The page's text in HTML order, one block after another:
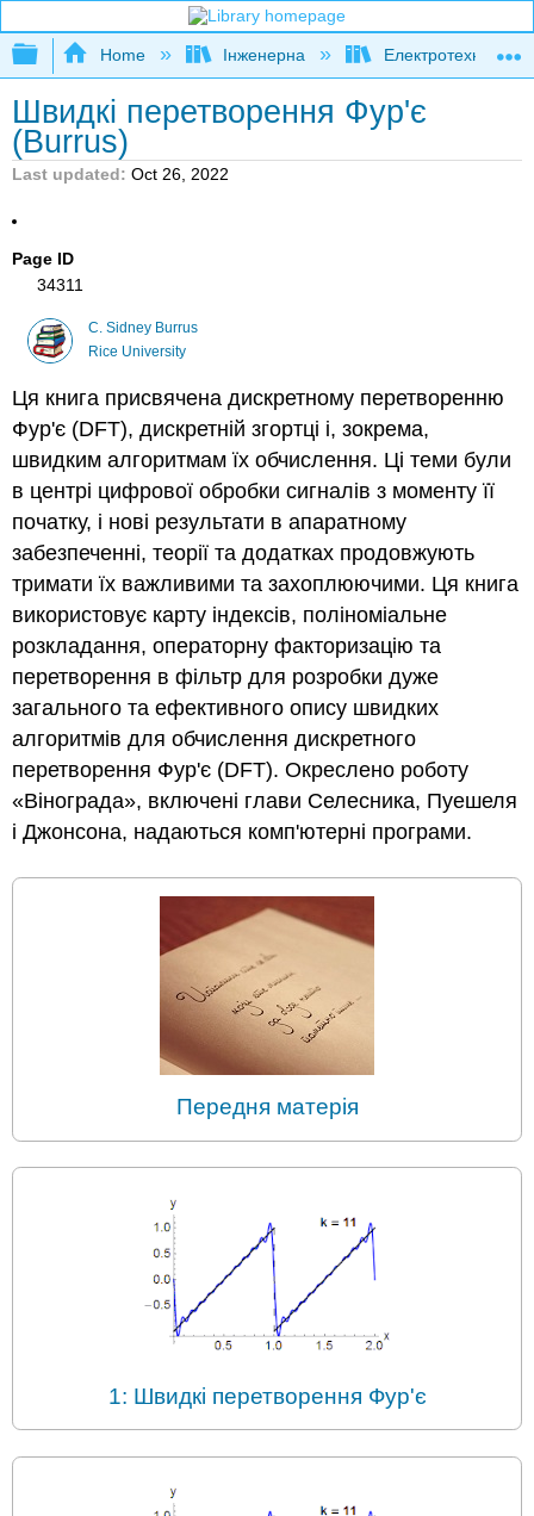
Expand/collapse global hierarchy
Home Інженерна Електротехніка
Швидкі перетворення Фур'є
(Burrus)
Last updated Oct 26, 2022
Page ID
34311
C. Sidney Burrus
Rice University
Ця книга присвячена дискретному перетворенню
Фур'є (DFT), дискретній згортці і, зокрема,
швидким алгоритмам їх обчислення. Ці теми були
в центрі цифрової обробки сигналів з моменту її
початку, і нові результати в апаратному
забезпеченні, теорії та додатках продовжують
тримати їх важливими та захоплюючими. Ця книга
використовує карту індексів, поліноміальне
розкладання, операторну факторизацію та
перетворення в фільтр для розробки дуже
загального та ефективного опису швидких
алгоритмів для обчислення дискретного
перетворення Фур'є (DFT). Окреслено роботу
«Вінограда», включені глави Селесника, Пуешеля
і Джонсона, надаються комп'ютерні програми.
Передня матерія
1: Швидкі перетворення Фур'є